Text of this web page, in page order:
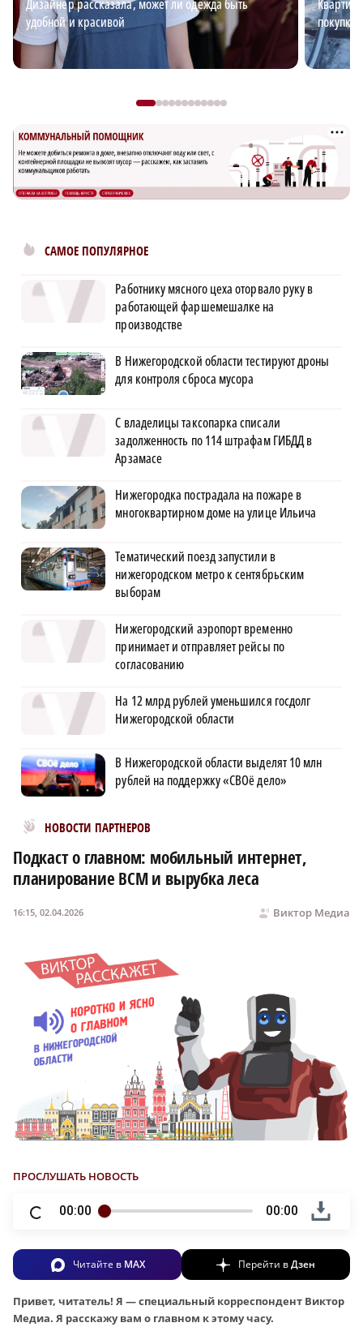
Дизайнер рассказала, может ли одежда быть
удобной и красивой
САМОЕ ПОПУЛЯРНОЕ
Работнику мясного цеха оторвало руку в
работающей фаршемешалке на
производстве
В Нижегородской области тестируют дроны
для контроля сброса мусора
С владелицы таксопарка списали
задолженность по 114 штрафам ГИБДД в
Арзамасе
Нижегородка пострадала на пожаре в
многоквартирном доме на улице Ильича
Тематический поезд запустили в
нижегородском метро к сентябрьским
выборам
Нижегородский аэропорт временно
принимает и отправляет рейсы по
согласованию
На 12 млрд рублей уменьшился госдолг
Нижегородской области
В Нижегородской области выделят 10 млн
рублей на поддержку «СВОё дело»
НОВОСТИ ПАРТНЕРОВ
Новости МирТесен
Подкаст о главном: мобильный интернет,
планирование ВСМ и вырубка леса
Виктор Медиа
16:15, 02.04.2026
ПРОСЛУШАТЬ НОВОСТЬ
00:00 00:00
Читайте в MAX Перейти вДзен
Привет, читатель! Я — специальный корреспондент Виктор
Медиа. Я расскажу вам о главном к этому часу.